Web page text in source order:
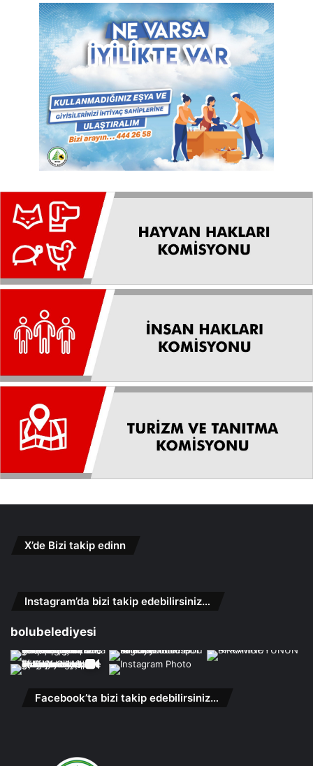
X’de Bizi takip edinn
Instagram’da bizi takip edebilirsiniz…
bolubelediyesi
Facebook’ta bizi takip edebilirsiniz…